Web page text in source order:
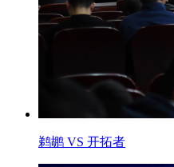
鹈鹕 VS 开拓者